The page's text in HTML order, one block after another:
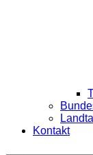
Kontakt